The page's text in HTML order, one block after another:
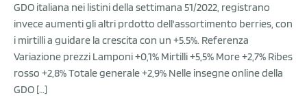
GDO italiana nei listini della settimana 51/2022, registrano
invece aumenti gli altri prdotto dell'assortimento berries, con
i mirtilli a guidare la crescita con un +5.5%. Referenza
Variazione prezzi Lamponi +0,1% Mirtilli +5,5% More +2,7% Ribes
rosso +2,8% Totale generale +2,9% Nelle insegne online della
GDO […]